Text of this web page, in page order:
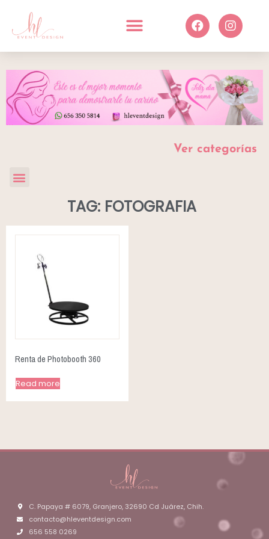
Ver categorías
TAG: FOTOGRAFIA
Renta de Photobooth 360
Read more
C. Papaya # 6079, Granjero, 32690 Cd Juárez, Chih.
contacto@hleventdesign.com
656 558 0269